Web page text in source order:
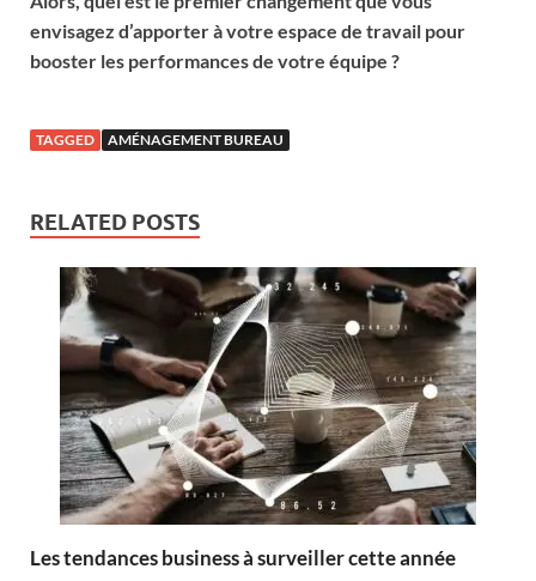
envisagez d’apporter à votre espace de travail pour
booster les performances de votre équipe ?
TAGGED AMÉNAGEMENT BUREAU
RELATED POSTS
Les tendances business à surveiller cette année